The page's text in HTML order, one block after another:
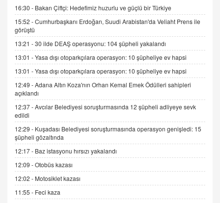
SEHER EREK
Kış Ayları Geldi, Hangi Önlemler Alınmalı?
9.12.2025 10:11
İNCİ GÜL AKÖL
Trump Keşke Adana'yı da Ziyaret Etse...
06.07.2026 13:00
ADEM AKÖL
Sednaya
11.12.2024 12:30
DR. EKREM ASLAN
Gerçek Ne, Algı Ne? "Beraber Yürüyoruz"
Cümlesinin Peşinden
19.07.2025 12:45
16:30 - Bakan Çiftçi: Hedefimiz huzurlu ve güçlü bir Türkiye
15:52 -Cumhurbaşkanı Erdoğan, Suudi Arabistan'da Veliaht Prens ile
görüştü
13:21 -30 ilde DEAŞ operasyonu: 104 şüpheli yakalandı
13:01 -Yasa dışı otoparkçılara operasyon: 10 şüpheliye ev hapsi
13:01 -Yasa dışı otoparkçılara operasyon: 10 şüpheliye ev hapsi
12:49 -Adana Altın Koza'nın Orhan Kemal Emek Ödülleri sahipleri
açıklandı
12:37 -Avcılar Belediyesi soruşturmasında 12 şüpheli adliyeye sevk
edildi
12:29 - Kuşadası Belediyesi soruşturmasında operasyon genişledi: 15
şüpheli gözaltında
12:17 - Baz istasyonu hırsızı yakalandı
12:09 -Otobüs kazası
12:02 - Motosiklet kazası
11:55 - Feci kaza